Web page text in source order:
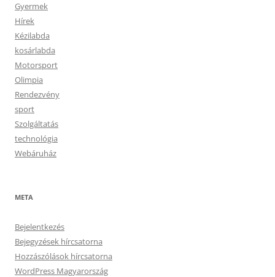
Gyermek
Hírek
Kézilabda
kosárlabda
Motorsport
Olimpia
Rendezvény
sport
Szolgáltatás
technológia
Webáruház
META
Bejelentkezés
Bejegyzések hírcsatorna
Hozzászólások hírcsatorna
WordPress Magyarország